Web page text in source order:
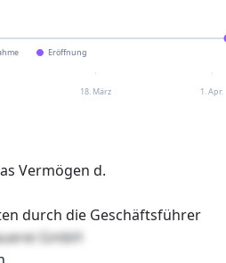
Eröffnung
18. März 1. Apr.
Vermögen d.
durch die Geschäftsführer
GmbH